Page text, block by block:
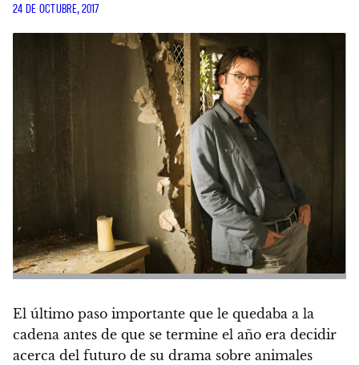
24 DE OCTUBRE, 2017
El último paso importante que le quedaba a la
cadena antes de que se termine el año era decidir
acerca del futuro de su drama sobre animales